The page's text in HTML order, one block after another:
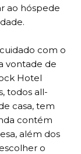
ao hóspede
com o
vontade de
Hotel
todos all-
casa, tem
contém
além dos
o